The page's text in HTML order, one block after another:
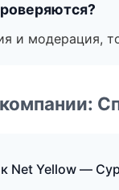
и модерация,
Net Yellow —